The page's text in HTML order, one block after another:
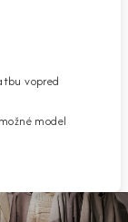
vopred
model